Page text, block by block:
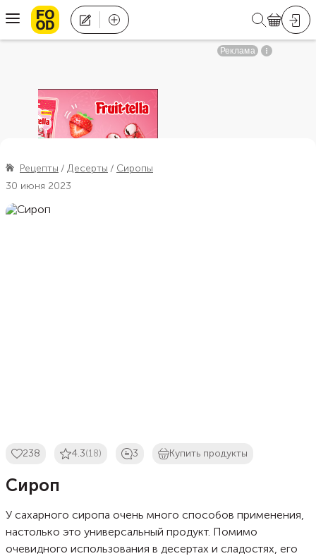
Рецепты Десерты
Сиропы
30 июня 2023
238 4.3(18) 3 Купить продукты
Сироп
У сахарного сиропа очень много способов применения,
настолько это универсальный продукт. Помимо
очевидного использования в десертах и сладостях, его